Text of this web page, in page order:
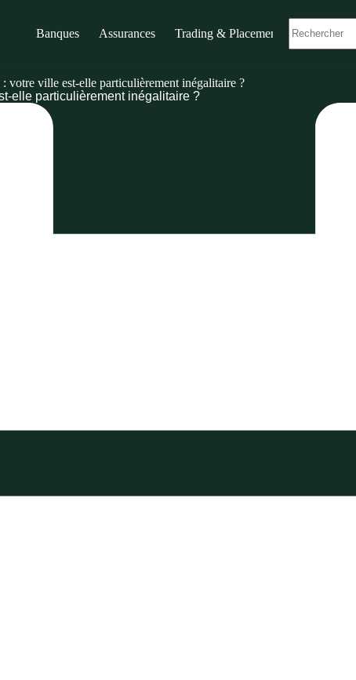
Banques Assurances Trading & Placements
votre ville est-elle particulièrement inégalitaire ?
elle particulièrement inégalitaire ?